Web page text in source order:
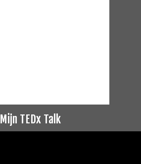
Mijn TEDx Talk